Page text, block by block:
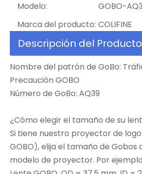
Modelo:
GOBO-
Marca del producto: COLIFINE
Descripción del Producto
Nombre del patrón de GoBo:
Precaución GOBO
Número de GoBo: AQ39
¿Cómo elegir el tamaño de su
Si tiene nuestro proyector de
GOBO), elija el tamaño de Gobos
modelo de proyector. Por